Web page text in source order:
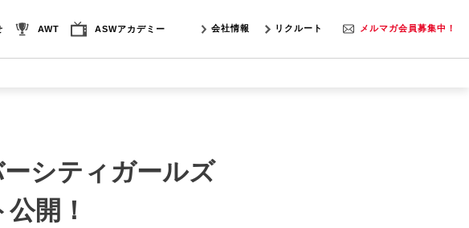
AWT ASWアカデミー 会社情報 リクルート メルマガ会員募集中！
ーシティガールズ
開！